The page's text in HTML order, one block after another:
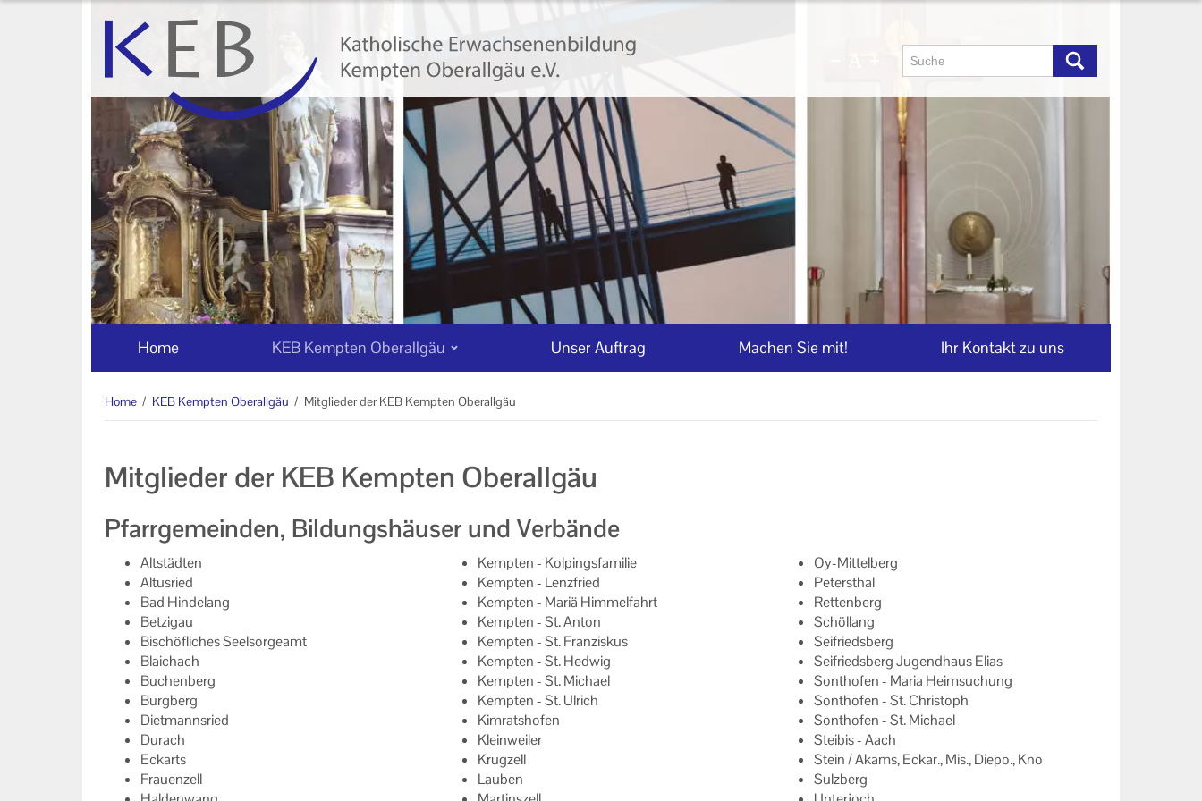
Home KEB Kempten Oberallgäu Unser Auftrag Machen Sie mit! Ihr Kontakt zu uns
Home / KEB Kempten Oberallgäu / Mitglieder der KEB Kempten Oberallgäu
Mitglieder der KEB Kempten Oberallgäu
Pfarrgemeinden, Bildungshäuser und Verbände
Altstädten
Altusried
Bad Hindelang
Betzigau
Bischöfliches Seelsorgeamt
Blaichach
Buchenberg
Burgberg
Dietmannsried
Durach
Eckarts
Frauenzell
Kempten - Kolpingsfamilie
Kempten - Lenzfried
Kempten - Mariä Himmelfahrt
Kempten - St. Anton
Kempten - St. Franziskus
Kempten - St. Hedwig
Kempten - St. Michael
Kempten - St. Ulrich
Kimratshofen
Kleinweiler
Krugzell
Lauben
Oy-Mittelberg
Petersthal
Rettenberg
Schöllang
Seifriedsberg
Seifriedsberg Jugendhaus Elias
Sonthofen - Maria Heimsuchung
Sonthofen - St. Christoph
Sonthofen - St. Michael
Steibis - Aach
Stein / Akams, Eckar., Mis., Diepo., Kno
Sulzberg
KEB Kempten Oberallgäu
Personen und Funktionen
Die KEB als e.V.
Veranstaltungen
Mitglieder der KEB Kempten
Datenschutzerklärung